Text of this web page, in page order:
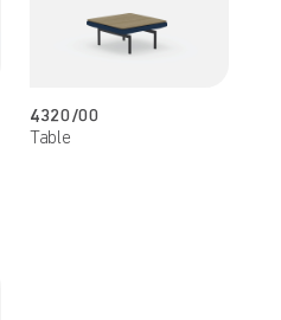
4320/00
Table